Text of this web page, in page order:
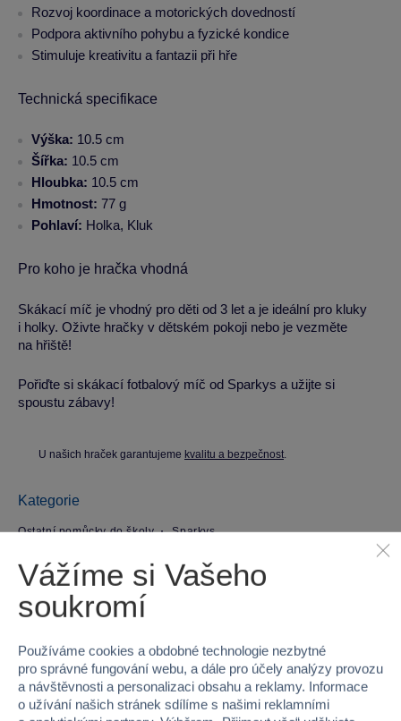
Rozvoj koordinace a motorických dovedností
Podpora aktivního pohybu a fyzické kondice
Stimuluje kreativitu a fantazii při hře
Technická specifikace
Výška: 10.5 cm
Šířka: 10.5 cm
Hloubka: 10.5 cm
Hmotnost: 77 g
Pohlaví: Holka, Kluk
Pro koho je hračka vhodná
Skákací míč je vhodný pro děti od 3 let a je ideální pro kluky
i holky. Oživte hračky v dětském pokoji nebo je vezměte
na hřiště!
Pořiďte si skákací fotbalový míč od Sparkys a užijte si
spoustu zábavy!
U našich hraček garantujeme kvalitu a bezpečnost.
Kategorie
Ostatní pomůcky do školy Sparkys
Parametry produktu
Kód produktu 19JJ-BB018
Značka Sparkys
Vážíme si Vašeho
soukromí
Používáme cookies a obdobné technologie nezbytné
pro správné fungování webu, a dále pro účely analýzy provozu
a návštěvnosti a personalizaci obsahu a reklamy. Informace
o užívání našich stránek sdílíme s našimi reklamními